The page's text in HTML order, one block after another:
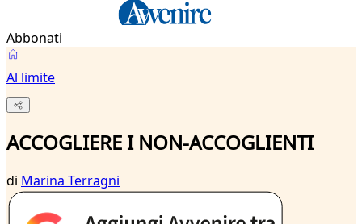
Abbonati
Al limite
ACCOGLIERE I NON-ACCOGLIENTI
di Marina Terragni